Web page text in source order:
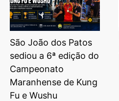
São João dos Patos
sediou a 6ª edição do
Campeonato
Maranhense de Kung
Fu e Wushu